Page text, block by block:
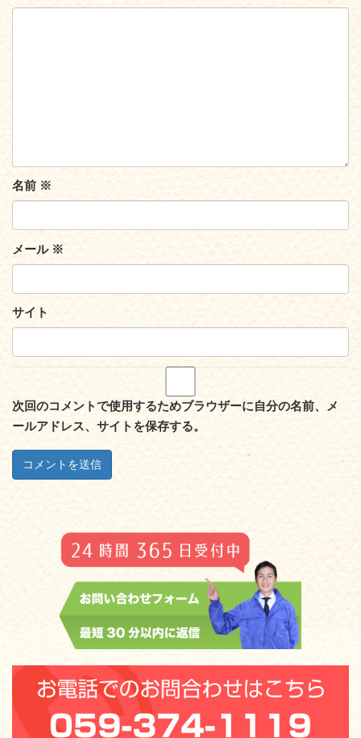
名前 ※
メール ※
サイト
次回のコメントで使用するためブラウザーに自分の名前、メ
ールアドレス、サイトを保存する。